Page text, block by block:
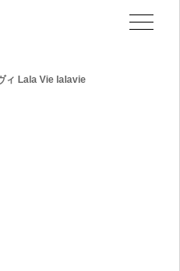
ィ Lala Vie lalavie